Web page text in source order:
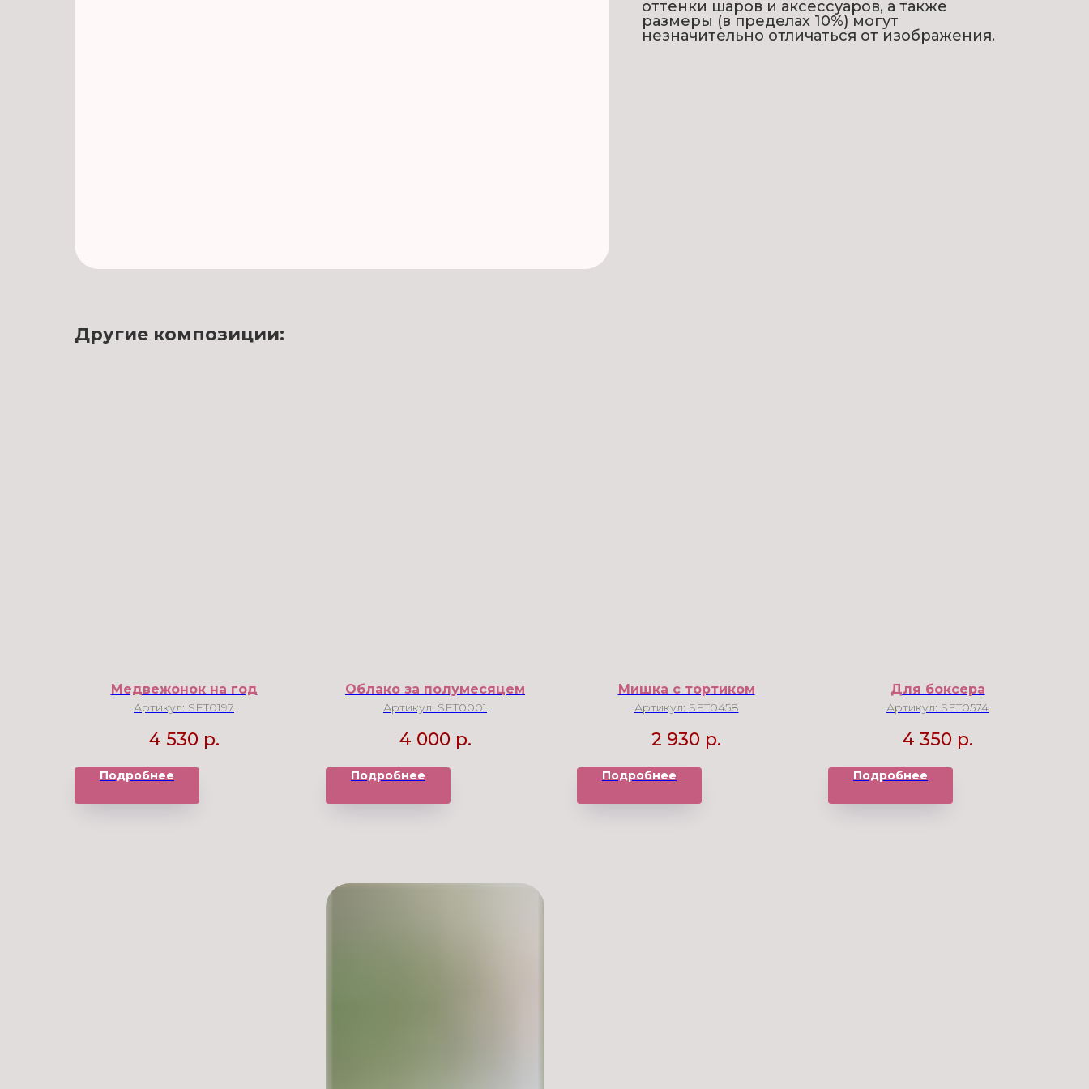
оттенки шаров и аксессуаров, а также
размеры (в пределах 10%) могут
незначительно отличаться от изображения.
Другие композиции:
Медвежонок на год
Артикул: SET0197
4 530 р.
Подробнее
Облако за полумесяцем
Артикул: SET0001
4 000 р.
Подробнее
Мишка с тортиком
Артикул: SET0458
2 930 р.
Подробнее
Для боксера
Артикул: SET0574
4 350 р.
Подробнее